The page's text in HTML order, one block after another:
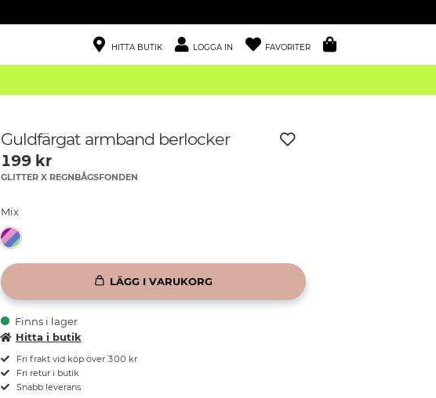
HITTA BUTIK LOGGA IN FAVORITER
Guldfärgat armband berlocker
199kr
GLITTER X REGNBÅGSFONDEN
Mix
LÄGG I VARUKORG
Finns i lager
Hitta i butik
Fri frakt vid köp över 300 kr
Fri retur i butik
Snabb leverans